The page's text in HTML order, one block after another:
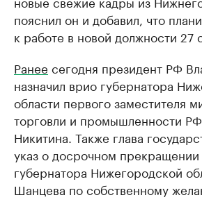
пояснил он и добавил, что
к работе в новой должности 27
Ранее сегодня президент РФ
назначил врио губернатора
области первого заместителя
торговли и промышленности
Никитина. Также глава
указ о досрочном
губернатора Нижегородской
Шанцева по собственному